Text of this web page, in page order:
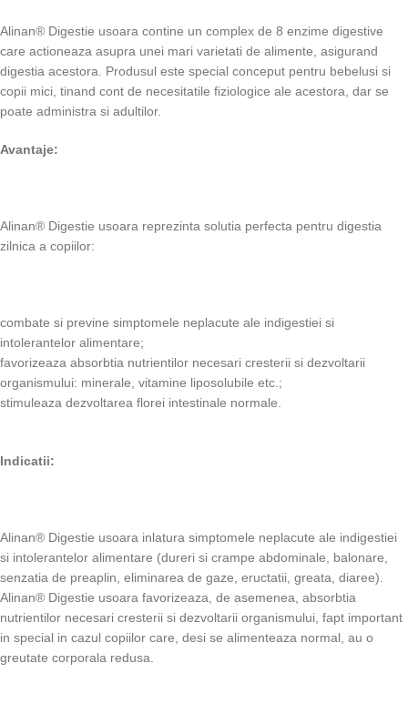
Alinan® Digestie usoara contine un complex de 8 enzime digestive
care actioneaza asupra unei mari varietati de alimente, asigurand
digestia acestora. Produsul este special conceput pentru bebelusi si
copii mici, tinand cont de necesitatile fiziologice ale acestora, dar se
poate administra si adultilor.
Avantaje:
Alinan® Digestie usoara reprezinta solutia perfecta pentru digestia
zilnica a copiilor:
combate si previne simptomele neplacute ale indigestiei si
intolerantelor alimentare;
favorizeaza absorbtia nutrientilor necesari cresterii si dezvoltarii
organismului: minerale, vitamine liposolubile etc.;
stimuleaza dezvoltarea florei intestinale normale.
Indicatii:
Alinan® Digestie usoara inlatura simptomele neplacute ale indigestiei
si intolerantelor alimentare (dureri si crampe abdominale, balonare,
senzatia de preaplin, eliminarea de gaze, eructatii, greata, diaree).
Alinan® Digestie usoara favorizeaza, de asemenea, absorbtia
nutrientilor necesari cresterii si dezvoltarii organismului, fapt important
in special in cazul copiilor care, desi se alimenteaza normal, au o
greutate corporala redusa.